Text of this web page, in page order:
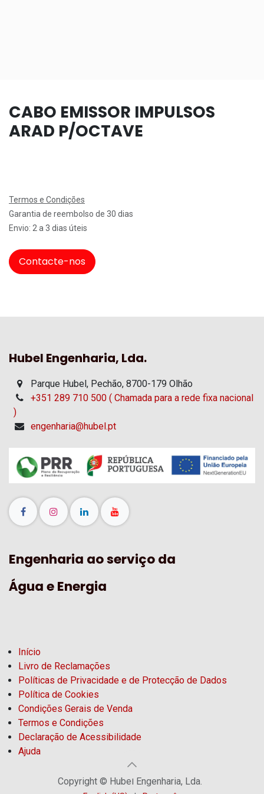
CABO EMISSOR IMPULSOS
ARAD P/OCTAVE
Termos e Condições
Garantia de reembolso de 30 dias
Envio: 2 a 3 dias úteis
Contacte-nos
Hubel Engenharia, Lda.
Parque Hubel, Pechão, 8700-179 Olhão
+351 289 710 500 ( Chamada para a rede fixa nacional
)
engenharia@hubel.pt
Engenharia ao serviço da
Água e Energia
Início
Livro de Reclamações
Políticas de Privacidade e de Protecção de Dados
Política de Cookies
Condições Gerais de Venda
Termos e Condições
Declaração de Acessibilidade
Ajuda
Copyright © Hubel Engenharia, Lda.